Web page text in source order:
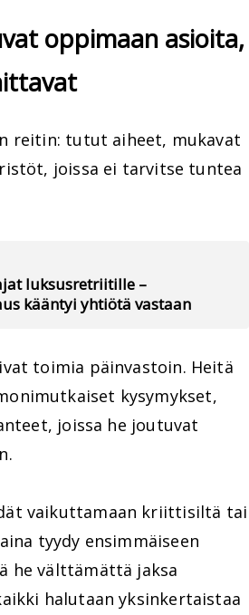
oppimaan asioita,
reitin: tutut aiheet, mukavat
joissa ei tarvitse tuntea
luksusretriitille –
kääntyi yhtiötä vastaan
toimia päinvastoin. Heitä
kysymykset,
joissa he joutuvat
vaikuttamaan kriittisiltä tai
tyydy ensimmäiseen
he välttämättä jaksa
halutaan yksinkertaistaa